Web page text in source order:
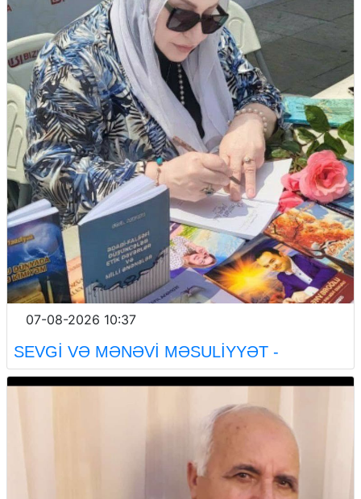
07-08-2026 10:37
SEVGİ VƏ MƏNƏVİ MƏSULİYYƏT -